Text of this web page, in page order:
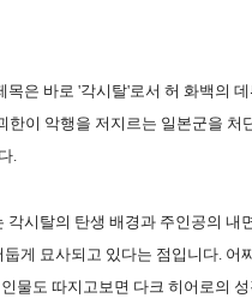
은 바로 '각시탈'로서 허 화백의
한이 악행을 저지르는 일본군을
.
각시탈의 탄생 배경과 주인공의 내
게 묘사되고 있다는 점입니다. 어
물도 따지고보면 다크 히어로의